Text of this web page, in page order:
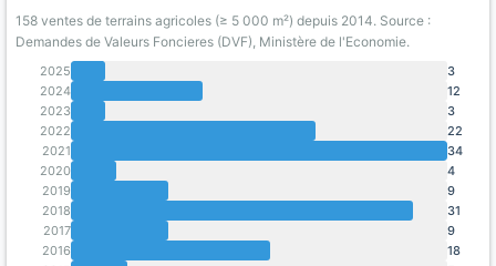
158 ventes de terrains agricoles (≥ 5 000 m²) depuis 2014. Source :
Demandes de Valeurs Foncieres (DVF), Ministère de l'Economie.
2025
3
2024
12
2023
3
2022
22
2021
34
2020
4
2019
9
2018
31
2017
9
2016
18